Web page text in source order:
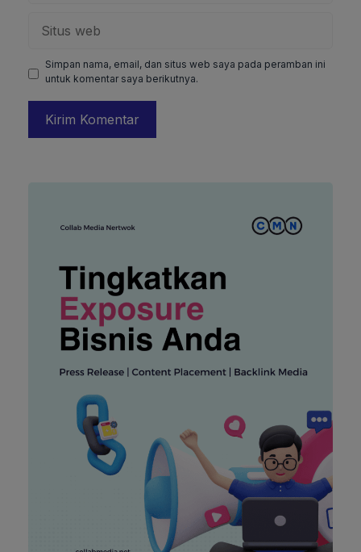
web
Simpan nama, email, dan situs web saya pada peramban ini
untuk komentar saya berikutnya.